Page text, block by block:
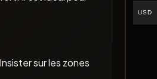
sur les zones
USD